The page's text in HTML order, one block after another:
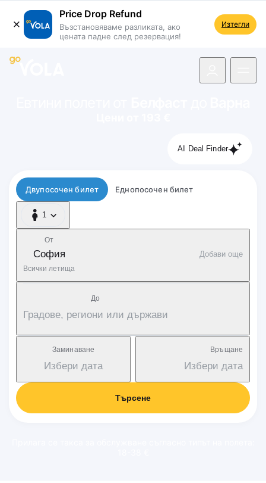
Price Drop Refund
Възстановяваме разликата, ако
цената падне след резервация!
Изтегли
AI Deal Finder
Тип полет
Двупосочен билет Еднопосочен билет
1
1 Пътник
От
София
Всички летища
Добави още
Дo
Градове, региони или държави
Заминаване
Избери дата
Връщане
Избери дата
Търсене